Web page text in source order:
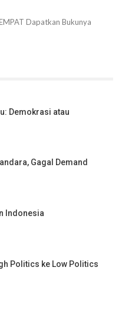
Dapatkan Bukunya
Demokrasi atau
Gagal Demand
Indonesia
Politics ke Low Politics